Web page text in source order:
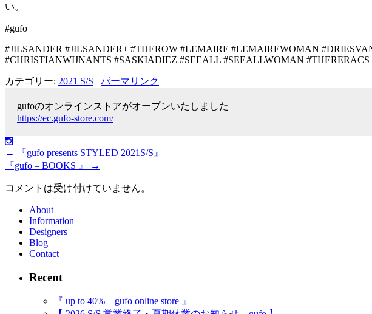
い。
#gufo
#JILSANDER #JILSANDER+ #THEROW #LEMAIRE #LEMAIREWOMAN
#CHRISTIANWIJNANTS #SASKIADIEZ #SEEALL #SEEALLWOMAN
カテゴリー: 2021 S/S パーマリンク
gufoのオンラインストアがオープンいたしました
https://ec.gufo-store.com/
←
『gufo presents STYLED 2021S/S』
『gufo – BOOKS 』
→
コメントは受け付けていません。
About
Information
Designers
Blog
Contact
Recent
『 up to 40% – gufo online store 』